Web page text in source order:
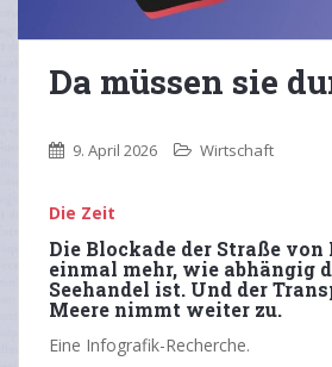
Da müssen sie
9. April 2026 Wirtschaft
Die Zeit
Die Blockade der Straße
einmal mehr, wie abhängig
Seehandel ist. Und der
Meere nimmt weiter zu.
Eine Infografik-Recherche.